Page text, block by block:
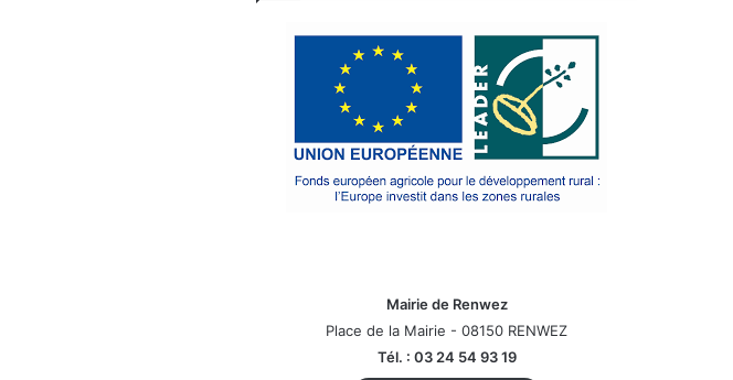
Mairie de Renwez
Place de la Mairie - 08150 RENWEZ
Tél. : 03 24 54 93 19